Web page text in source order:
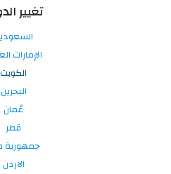
تغيير
الإمارات
الكويت
البحرين
عُمان
قطر
جمهورية
الاردن